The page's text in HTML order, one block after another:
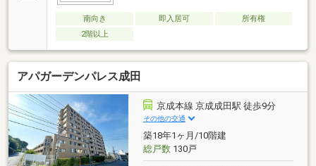
南向き 即入居可
所有権
2階以上
アパガーデンパレス成田
京成本線 京成成田駅 徒歩9分
その他の交通
築18年1ヶ月/10階建
総戸数130戸